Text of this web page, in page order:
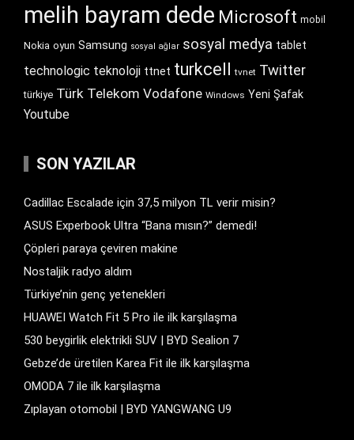
melih bayram dede Microsoft mobil
Nokia oyun Samsung sosyal ağlar sosyal medya tablet
technologic teknoloji ttnet turkcell tvnet Twitter
türkiye Türk Telekom Vodafone Windows Yeni Şafak
Youtube
SON YAZILAR
Cadillac Escalade için 37,5 milyon TL verir misin?
ASUS Experbook Ultra “Bana mısın?” demedi!
Çöpleri paraya çeviren makine
Nostaljik radyo aldım
Türkiye’nin genç yetenekleri
HUAWEI Watch Fit 5 Pro ile ilk karşılaşma
530 beygirlik elektrikli SUV | BYD Sealion 7
Gebze’de üretilen Karea Fit ile ilk karşılaşma
OMODA 7 ile ilk karşılaşma
Zıplayan otomobil | BYD YANGWANG U9